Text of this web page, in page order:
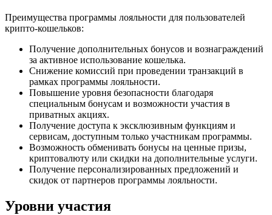
Преимущества программы лояльности для пользователей
крипто-кошельков:
Получение дополнительных бонусов и вознаграждений
за активное использование кошелька.
Снижение комиссий при проведении транзакций в
рамках программы лояльности.
Повышение уровня безопасности благодаря
специальным бонусам и возможности участия в
приватных акциях.
Получение доступа к эксклюзивным функциям и
сервисам, доступным только участникам программы.
Возможность обменивать бонусы на ценные призы,
криптовалюту или скидки на дополнительные услуги.
Получение персонализированных предложений и
скидок от партнеров программы лояльности.
Уровни участия